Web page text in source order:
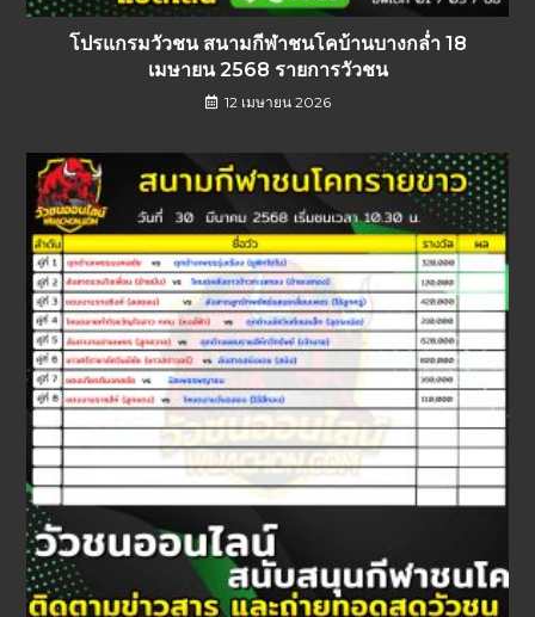
โปรแกรมวัวชน สนามกีฬาชนโคบ้านบางกล่ำ 18
เมษายน 2568 รายการวัวชน
12 เมษายน 2026